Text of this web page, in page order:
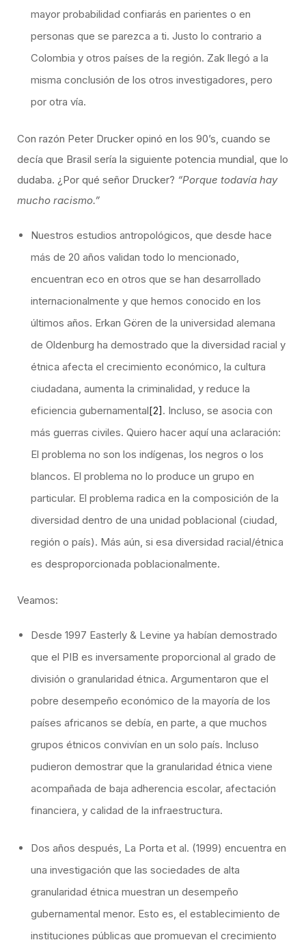
mayor probabilidad confiarás en parientes o en
personas que se parezca a ti. Justo lo contrario a
Colombia y otros países de la región. Zak llegó a la
misma conclusión de los otros investigadores, pero
por otra vía.
Con razón Peter Drucker opinó en los 90’s, cuando se
decía que Brasil sería la siguiente potencia mundial, que lo
dudaba. ¿Por qué señor Drucker? “Porque todavía hay
mucho racismo.”
Nuestros estudios antropológicos, que desde hace
más de 20 años validan todo lo mencionado,
encuentran eco en otros que se han desarrollado
internacionalmente y que hemos conocido en los
últimos años. Erkan Gören de la universidad alemana
de Oldenburg ha demostrado que la diversidad racial y
étnica afecta el crecimiento económico, la cultura
ciudadana, aumenta la criminalidad, y reduce la
eficiencia gubernamental[2]. Incluso, se asocia con
más guerras civiles. Quiero hacer aquí una aclaración:
El problema no son los indígenas, los negros o los
blancos. El problema no lo produce un grupo en
particular. El problema radica en la composición de la
diversidad dentro de una unidad poblacional (ciudad,
región o país). Más aún, si esa diversidad racial/étnica
es desproporcionada poblacionalmente.
Veamos:
Desde 1997 Easterly & Levine ya habían demostrado
que el PIB es inversamente proporcional al grado de
división o granularidad étnica. Argumentaron que el
pobre desempeño económico de la mayoría de los
países africanos se debía, en parte, a que muchos
grupos étnicos convivían en un solo país. Incluso
pudieron demostrar que la granularidad étnica viene
acompañada de baja adherencia escolar, afectación
financiera, y calidad de la infraestructura.
Dos años después, La Porta et al. (1999) encuentra en
una investigación que las sociedades de alta
granularidad étnica muestran un desempeño
gubernamental menor. Esto es, el establecimiento de
instituciones públicas que promuevan el crecimiento